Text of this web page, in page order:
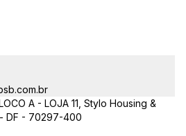
A - LOJA 11, Stylo Housing &
DF - 70297-400